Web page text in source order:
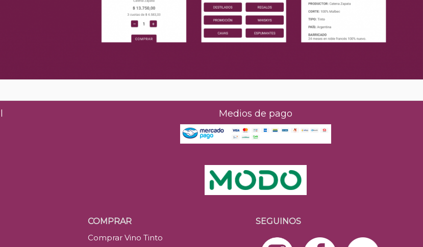
Medios de pago
COMPRAR
Comprar Vino Tinto
SEGUINOS